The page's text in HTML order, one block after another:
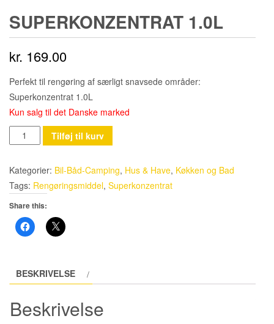
SUPERKONZENTRAT 1.0L
kr. 169.00
Perfekt til rengøring af særligt snavsede områder:
Superkonzentrat 1.0L
Kun salg til det Danske marked
Superkonzentrat
1.0L
Tilføj til kurv
Kategorier: Bil-Båd-Camping, Hus & Have, Køkken og Bad
Tags: Rengøringsmiddel, Superkonzentrat
Share this:
Click
to
in
new
Click
to
in
new
BESKRIVELSE
Beskrivelse